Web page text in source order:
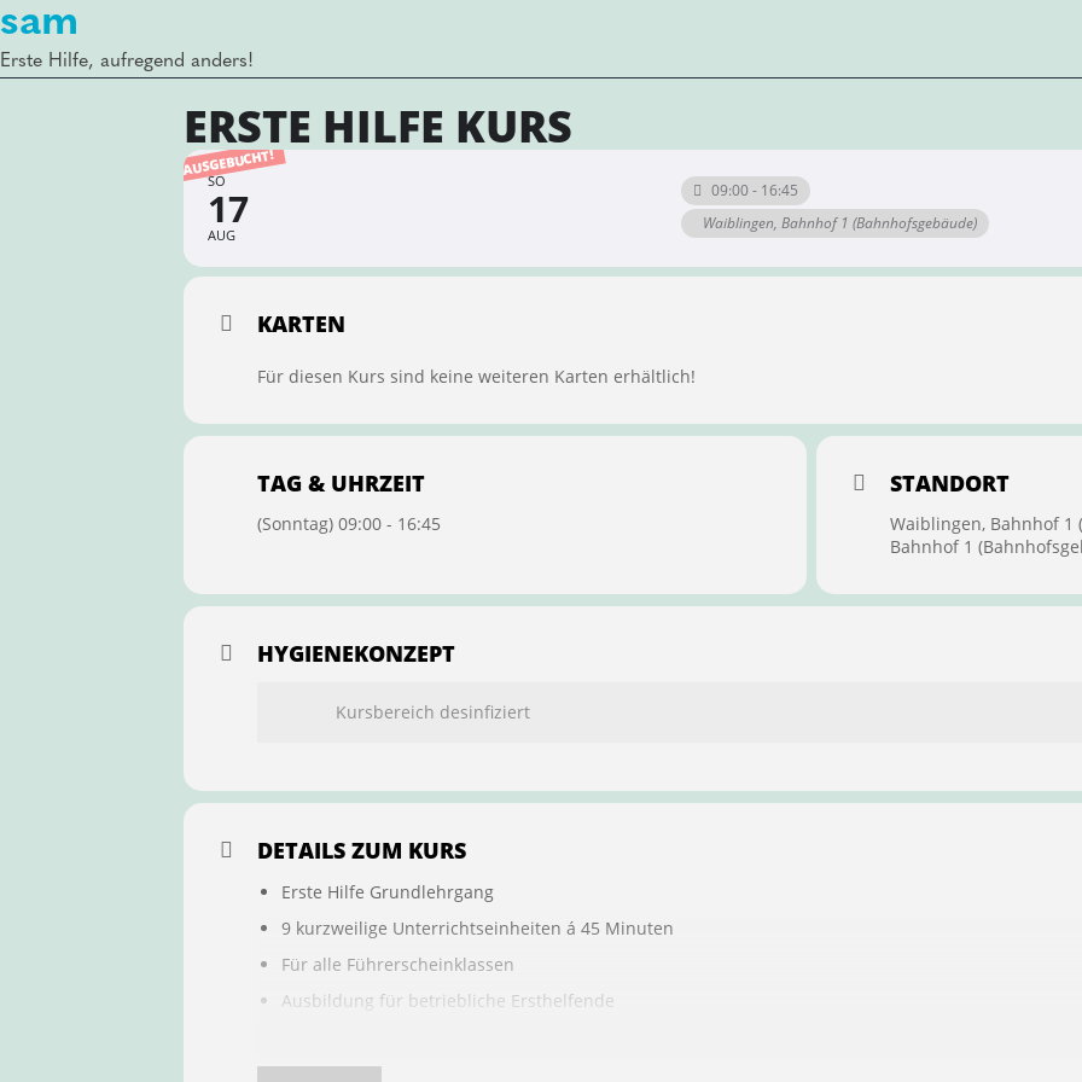
sam
Erste Hilfe, aufregend anders!
ERSTE HILFE KURS
AUSGEBUCHT!
SO
17
AUG
09:00 - 16:45
Waiblingen, Bahnhof 1 (Bahnhofsgebäude)
KARTEN
Für diesen Kurs sind keine weiteren Karten erhältlich!
TAG & UHRZEIT
(Sonntag) 09:00 - 16:45
STANDORT
Waiblingen, Bahnhof 1
Bahnhof 1
HYGIENEKONZEPT
Kursbereich desinfiziert
DETAILS ZUM KURS
Erste Hilfe Grundlehrgang
9 kurzweilige Unterrichtseinheiten á 45 Minuten
Für alle Führerscheinklassen
Ausbildung für betriebliche Ersthelfende